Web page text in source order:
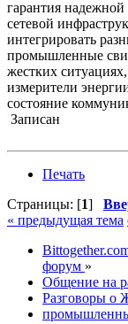
гарантия надежной
сетевой
интегрировать
промышленные
жестких
измерители
состояние
Записан
Печать
Страницы: [1]
« предыдущая тема
форум »
Общение на
Разговоры о